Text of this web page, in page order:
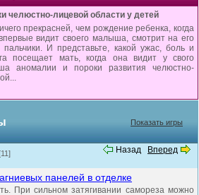
челюстно-лицевой области у детей
прекрасней, чем рождение ребенка, когда
видит своего малыша, смотрит на его
пальчики. И представьте, какой ужас, боль и
посещает мать, когда она видит у свого
аномалии и пороки развития челюстно-
Показать игры
Назад Вперед
панелей в отделке
При сильном затягивании самореза можно